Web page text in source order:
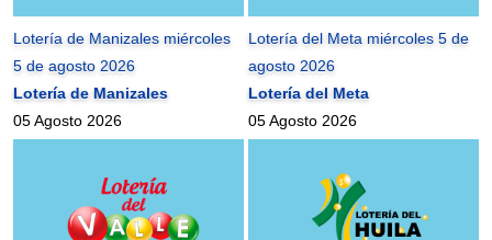
Lotería de Manizales miércoles
5 de agosto 2026
Lotería de Manizales
05 Agosto 2026
Lotería del Meta miércoles 5 de
agosto 2026
Lotería del Meta
05 Agosto 2026